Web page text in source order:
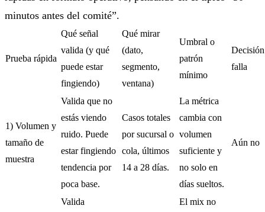
minutos antes del comité”.
Prueba rápida
Qué señal
valida (y qué
puede estar
fingiendo)
Qué mirar
(dato,
segmento,
ventana)
Umbral o
patrón
mínimo
falla
1) Volumen y
tamaño de
muestra
Valida que no
estás viendo
ruido. Puede
estar fingiendo
tendencia por
poca base.
Casos totales
por sucursal o
cola, últimos
14 a 28 días.
La métrica
cambia con
volumen
suficiente y
no solo en
días sueltos.
Aún no
Valida
El mix no